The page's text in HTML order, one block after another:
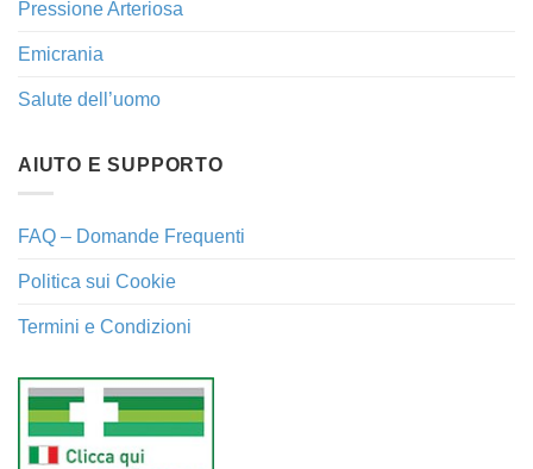
Pressione Arteriosa
Emicrania
Salute dell’uomo
AIUTO E SUPPORTO
FAQ – Domande Frequenti
Politica sui Cookie
Termini e Condizioni